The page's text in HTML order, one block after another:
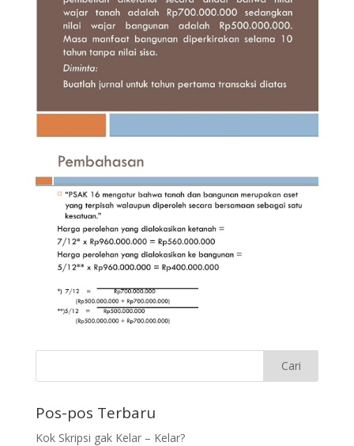
Pos-pos Terbaru
Kok Skripsi gak Kelar – Kelar?